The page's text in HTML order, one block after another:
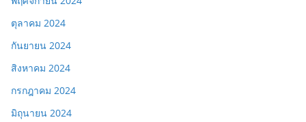
ตุลาคม 2024
กันยายน 2024
สิงหาคม 2024
กรกฎาคม 2024
มิถุนายน 2024